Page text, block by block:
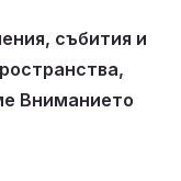
събития и
Вниманието